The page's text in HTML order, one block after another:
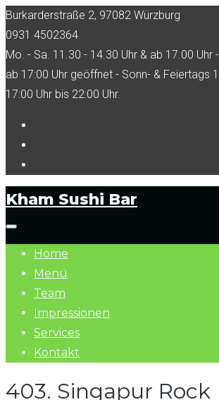
Skip
to
content
Burkarderstraße 2, 97082 Würzburg
0931 4502364
Mo. - Sa. 11.30 - 14.30 Uhr & ab 17.00
ab 17:00 Uhr geöffnet - Sonn- & Feiertags
17:00 Uhr bis 22:00 Uhr.
Kham Sushi Bar
Home
Menü
Team
Impressionen
Services
Kontakt
403. Singapur Rock